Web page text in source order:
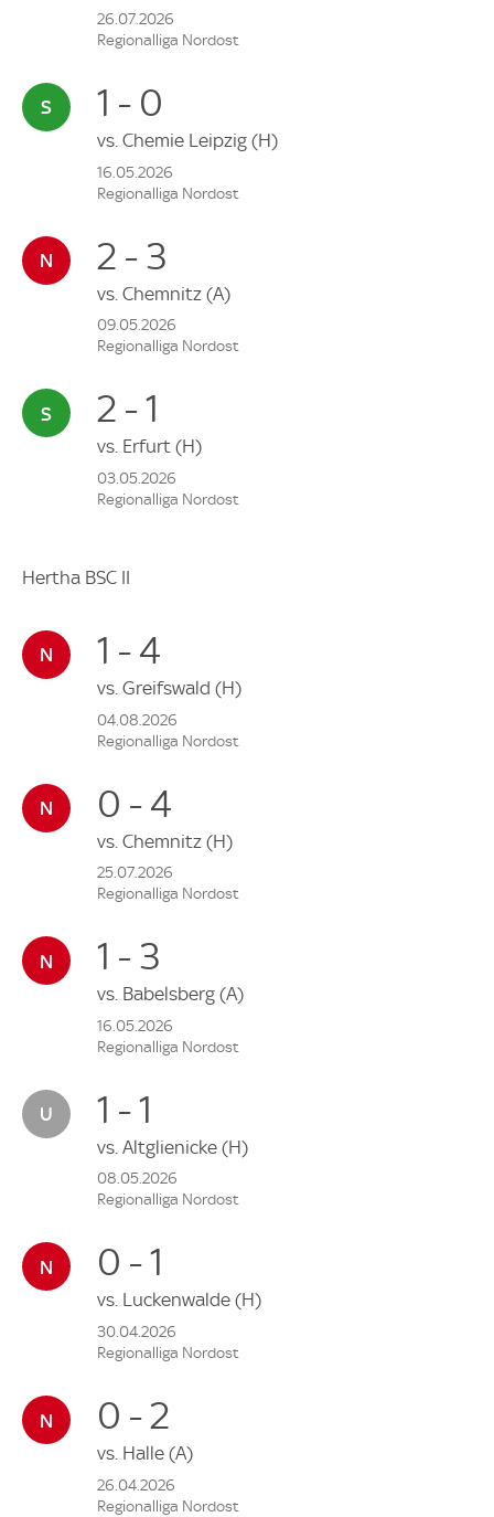
26.07.2026
Regionalliga Nordost
1 - 0
vs. Chemie Leipzig (H)
16.05.2026
Regionalliga Nordost
2 - 3
vs. Chemnitz (A)
09.05.2026
Regionalliga Nordost
2 - 1
vs. Erfurt (H)
03.05.2026
Regionalliga Nordost
Hertha BSC II
1 - 4
vs. Greifswald (H)
04.08.2026
Regionalliga Nordost
0 - 4
vs. Chemnitz (H)
25.07.2026
Regionalliga Nordost
1 - 3
vs. Babelsberg (A)
16.05.2026
Regionalliga Nordost
1 - 1
vs. Altglienicke (H)
08.05.2026
Regionalliga Nordost
0 - 1
vs. Luckenwalde (H)
30.04.2026
Regionalliga Nordost
0 - 2
vs. Halle (A)
26.04.2026
Regionalliga Nordost